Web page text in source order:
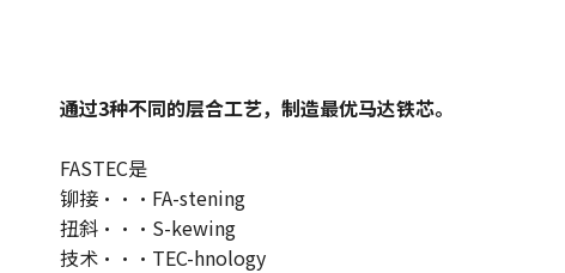
通过3种不同的层合工艺，制造最优马达铁芯。
FASTEC是
铆接・・・FA-stening
扭斜・・・S-kewing
技术・・・TEC-hnology